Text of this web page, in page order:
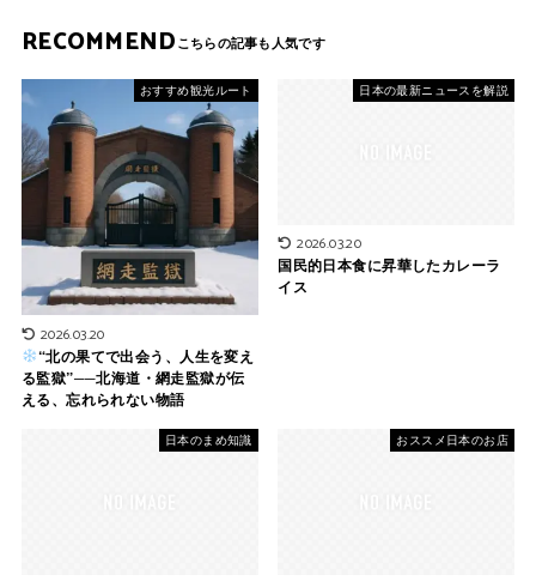
RECOMMEND
おすすめ観光ルート
2026.03.20
“北の果てで出会う、人生を変え
る監獄”──北海道・網走監獄が伝
える、忘れられない物語
日本の最新ニュースを解説
2026.03.20
国民的日本食に昇華したカレーラ
イス
日本のまめ知識 おススメ日本のお店